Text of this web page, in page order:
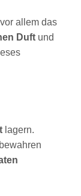
allem das
Duftund
lagern.